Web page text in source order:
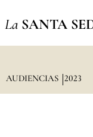
La SANTA
AUDIENCIAS 2023